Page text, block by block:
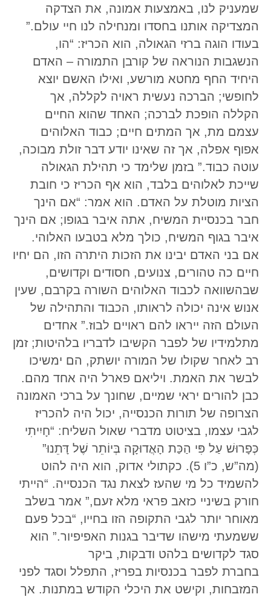
שמעניק לנו, באמצעות אמונה, את הצדקה
המצדיקה אותנו בחסדו ומנחילה לנו חיי עולם.”
בעודו הוגה ברזי הגאולה, הוא הכריז: “הו,
הנשגבות הנוראה של קורבן התמורה – האדם
היחיד החף מחטא מורשע, ואילו האשם יוצא
לחופשי; הברכה נעשית ראויה לקללה, אך
הקללה הופכת לברכה; האחד שהוא החיים
עצמם מת, אך המתים חיים; כבוד האלוהים
אפוף אפלה, אך זה שאינו יודע דבר זולת מבוכה,
עוטה כבוד.” בזמן שלימד כי תהילת הגאולה
שייכת לאלוהים בלבד, הוא אף הכריז כי חובת
הציות מוטלת על האדם. הוא אמר: “אם הינך
חבר בכנסיית המשיח, אתה איבר בגופו; אם הינך
איבר בגוף המשיח, כולך מלא בטבעו האלוהי.
אם בני האדם יבינו את הזכות היתרה הזו, הם יחיו
חיים כה טהורים, צנועים, חסודים וקדושים,
שבהשוואה לכבוד האלוהים השורה בקרבם, שעין
אנוש אינה יכולה לראותו, הכבוד והתהילה של
העולם הזה ייראו להם ראויים לבוז.” אחדים
מתלמידיו של לפבר הקשיבו לדבריו בלהיטות; זמן
רב לאחר שקולו של המורה יושתק, הם ימשיכו
לבשר את האמת. ויליאם פארל היה אחד מהם.
כבן להורים יראי שמיים, שחונך על ברכי האמונה
הצרופה של תורות הכנסייה, יכול היה להכריז
לגבי עצמו, בציטוט מדברי שאול השליח: “חָיִיתִי
כְּפָרוּשׁ עַל פִּי הַכַּת הָאֲדוּקָה בְּיוֹתֵר שֶׁל דָּתֵנוּ”
(מה”ש, כ”ו 5). כקתולי אדוק, הוא היה להוט
להשמיד כל מי שהעז לצאת נגד הכנסייה. “הייתי
חורק בשיניי כזאב פראי מלא זעם,” אמר בשלב
מאוחר יותר לגבי התקופה הזו בחייו, “בכל פעם
ששמעתי מישהו שדיבר בגנות האפיפיור.” הוא
סגד לקדושים בלהט ודבקות, ביקר
בחברת לפבר בכנסיות בפריז, התפלל וסגד לפני
המזבחות, וקישט את היכלי הקודש במתנות. אך